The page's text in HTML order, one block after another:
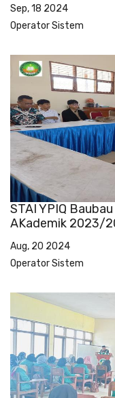
Sep, 18 2024
Operator Sistem
STAI YPIQ
AKademik 2023/
Aug, 20 2024
Operator Sistem